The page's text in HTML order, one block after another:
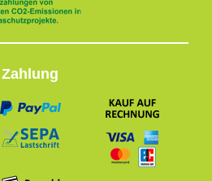
Zahlung